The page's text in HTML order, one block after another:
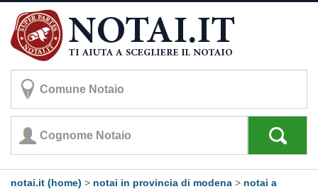
notai.it (home) > notai in provincia di modena > notai a